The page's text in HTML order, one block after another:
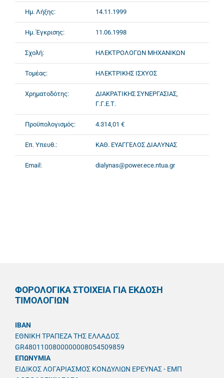
Ημ. Λήξης: 14.11.1999
Ημ. Έγκρισης: 11.06.1998
Σχολή: ΗΛΕΚΤΡΟΛΟΓΩΝ ΜΗΧΑΝΙΚΩΝ
Τομέας: ΗΛΕΚΤΡΙΚΗΣ ΙΣΧΥΟΣ
Χρηματοδότης:
ΔΙΑΚΡΑΤΙΚΗΣ ΣΥΝΕΡΓΑΣΙΑΣ,
Γ.Γ.Ε.Τ.
Προϋπολογισμός: 4.314,01 €
Επ. Υπευθ.: ΚΑΘ. ΕΥΑΓΓΕΛΟΣ ΔΙΑΛΥΝΑΣ
Email: dialynas@power.ece.ntua.gr
ΦΟΡΟΛΟΓΙΚΑ ΣΤΟΙΧΕΙΑ ΓΙΑ ΕΚΔΟΣΗ
ΤΙΜΟΛΟΓΙΩΝ
IBAN
ΕΘΝΙΚΗ ΤΡΑΠΕΖΑ ΤΗΣ ΕΛΛΑΔΟΣ
GR4801100800000008054509859
ΕΠΩΝΥΜΙΑ
ΕΙΔΙΚΟΣ ΛΟΓΑΡΙΑΣΜΟΣ ΚΟΝΔΥΛΙΩΝ ΕΡΕΥΝΑΣ - ΕΜΠ